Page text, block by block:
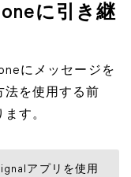
に引き継
にメッセージを
法を使用する前
す。
アプリを使用